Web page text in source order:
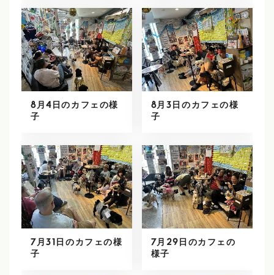
8月4日のカフェの様
子
8月3日のカフェの様
子
7月31日のカフェの様
子
7月29日のカフェの
様子